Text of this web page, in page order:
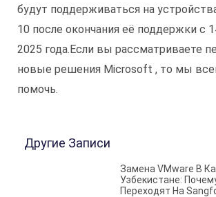
будут поддерживаться на
10 после окончания её поддержки с
2025 года.Если вы рассматриваете
новые решения Microsoft , то мы
помочь.
Другие Записи
Замена VMware В
Узбекистане:
Переходят На